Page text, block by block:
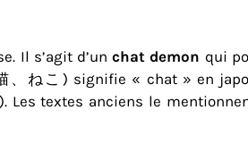
Il s’agit d’unchat demon qui
、ねこ) signifie « chat » en
textes anciens le